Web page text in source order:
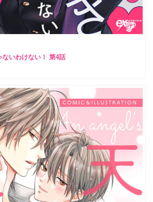
いわけない！ 第4話